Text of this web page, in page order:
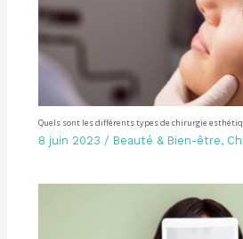
Quels sont les différents types de chirurgie
8 juin 2023 / Beauté & Bien-être,